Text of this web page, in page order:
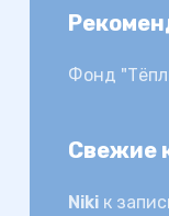
Фонд
Свежие
Nikiк